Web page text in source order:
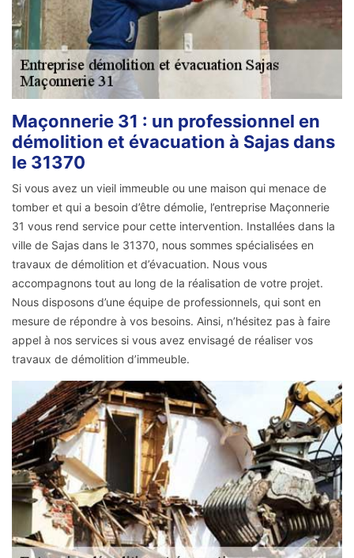
Maçonnerie 31 : un professionnel en
démolition et évacuation à Sajas dans
le 31370
Si vous avez un vieil immeuble ou une maison qui menace de
tomber et qui a besoin d’être démolie, l’entreprise Maçonnerie
31 vous rend service pour cette intervention. Installées dans la
ville de Sajas dans le 31370, nous sommes spécialisées en
travaux de démolition et d’évacuation. Nous vous
accompagnons tout au long de la réalisation de votre projet.
Nous disposons d’une équipe de professionnels, qui sont en
mesure de répondre à vos besoins. Ainsi, n’hésitez pas à faire
appel à nos services si vous avez envisagé de réaliser vos
travaux de démolition d’immeuble.